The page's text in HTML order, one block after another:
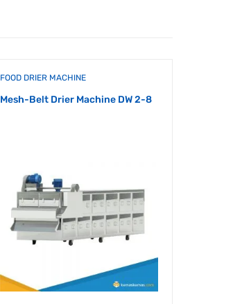
FOOD DRIER MACHINE
Mesh-Belt Drier Machine DW 2-8